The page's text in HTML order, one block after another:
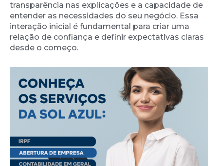
transparência nas explicações e a capacidade de
entender as necessidades do seu negócio. Essa
interação inicial é fundamental para criar uma
relação de confiança e definir expectativas claras
desde o começo.